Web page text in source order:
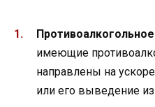
имеющие
направлены на
или его выведение